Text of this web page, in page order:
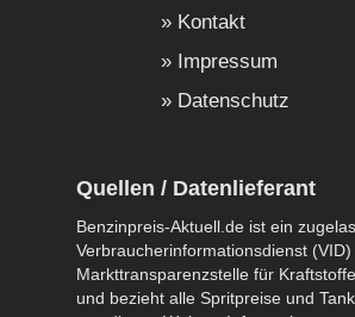
Kontakt
Impressum
Datenschutz
Quellen / Datenlieferant
Benzinpreis-Aktuell.de ist ein
Verbraucherinformationsdienst
Markttransparenzstelle für
und bezieht alle Spritpreise und